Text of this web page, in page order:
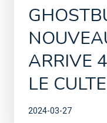
ARRIVE
LE
2024-03-27